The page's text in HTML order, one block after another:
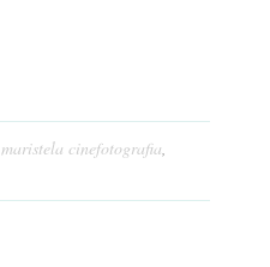
maristela cinefotografia,